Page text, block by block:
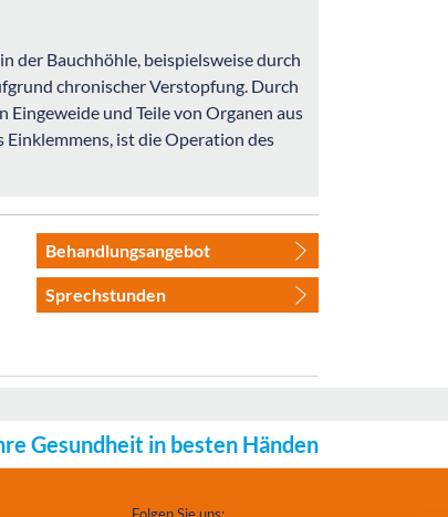
der Bauchhöhle, beispielsweise durch
chronischer Verstopfung. Durch
und Teile von Organen aus
ist die Operation des
Behandlungsangebot
Sprechstunden
Gesundheit in besten Händen